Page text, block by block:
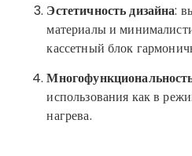
Эстетичность дизайна:
материалы и
кассетный блок
использования как в
нагрева.